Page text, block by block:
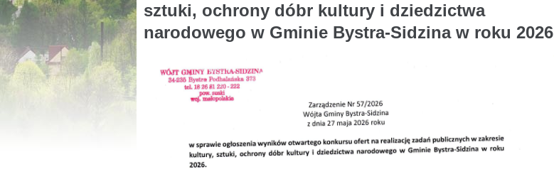
sztuki, ochrony dóbr kultury i dziedzictwa
narodowego w Gminie Bystra-Sidzina w roku 2026